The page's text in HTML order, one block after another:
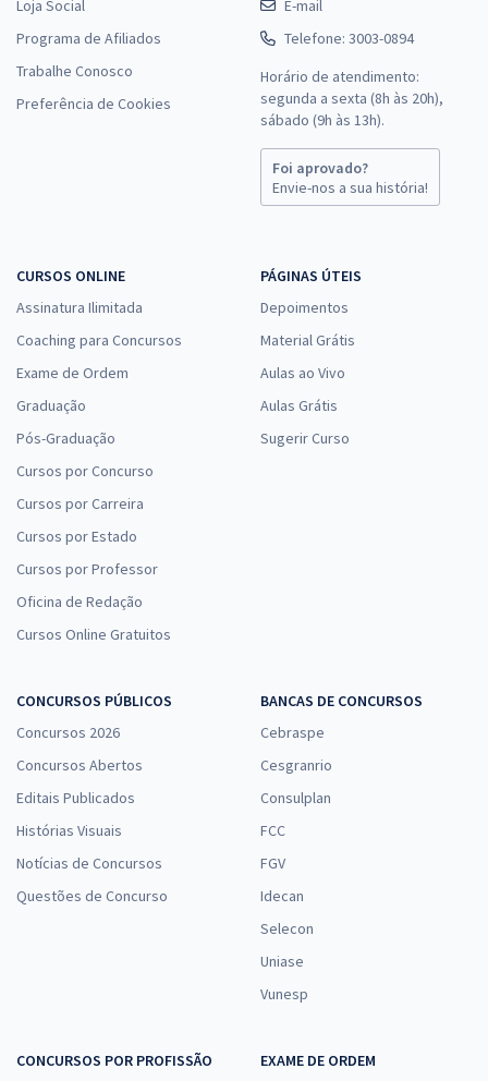
Loja Social
Programa de Afiliados
Trabalhe Conosco
Preferência de Cookies
E-mail
Telefone: 3003-0894
Horário de atendimento:
segunda a sexta (8h às 20h),
sábado (9h às 13h).
Foi aprovado?
Envie-nos a sua história!
CURSOS ONLINE
Assinatura Ilimitada
Coaching para Concursos
Exame de Ordem
Graduação
Pós-Graduação
Cursos por Concurso
Cursos por Carreira
Cursos por Estado
Cursos por Professor
Oficina de Redação
Cursos Online Gratuitos
PÁGINAS ÚTEIS
Depoimentos
Material Grátis
Aulas ao Vivo
Aulas Grátis
Sugerir Curso
CONCURSOS PÚBLICOS
Concursos 2026
Concursos Abertos
Editais Publicados
Histórias Visuais
Notícias de Concursos
Questões de Concurso
BANCAS DE CONCURSOS
Cebraspe
Cesgranrio
Consulplan
FCC
FGV
Idecan
Selecon
Uniase
Vunesp
CONCURSOS POR PROFISSÃO
EXAME DE ORDEM